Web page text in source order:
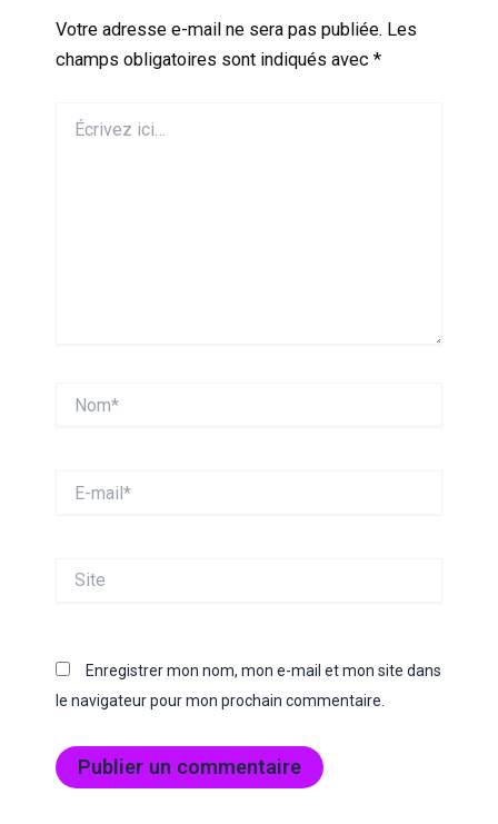
Votre adresse e-mail ne sera pas publiée. Les
champs obligatoires sont indiqués avec *
ici…
mail*
Enregistrer mon nom, mon e-mail et mon site dans
le navigateur pour mon prochain commentaire.